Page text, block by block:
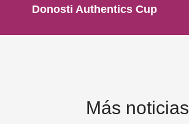
Donosti Authentics Cup
Más noticias